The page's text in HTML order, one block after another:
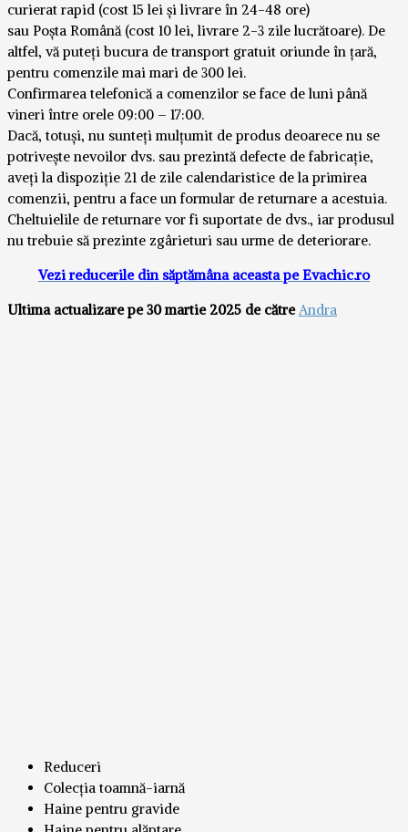
curierat rapid (cost 15 lei și livrare în 24-48 ore)
sau Poșta Română (cost 10 lei, livrare 2-3 zile lucrătoare). De
altfel, vă puteți bucura de transport gratuit oriunde în țară,
pentru comenzile mai mari de 300 lei.
Confirmarea telefonică a comenzilor se face de luni până
vineri între orele 09:00 – 17:00.
Dacă, totuși, nu sunteți mulțumit de produs deoarece nu se
potrivește nevoilor dvs. sau prezintă defecte de fabricație,
aveți la dispoziție 21 de zile calendaristice de la primirea
comenzii, pentru a face un formular de returnare a acestuia.
Cheltuielile de returnare vor fi suportate de dvs., iar produsul
nu trebuie să prezinte zgârieturi sau urme de deteriorare.
Vezi reducerile din săptămâna aceasta pe Evachic.ro
Ultima actualizare pe 30 martie 2025 de către Andra
Reduceri
Colecția toamnă-iarnă
Haine pentru gravide